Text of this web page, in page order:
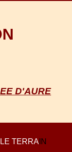
D'AURE
LE TERRA N